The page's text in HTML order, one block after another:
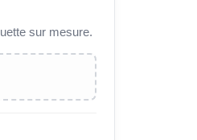
sur mesure.